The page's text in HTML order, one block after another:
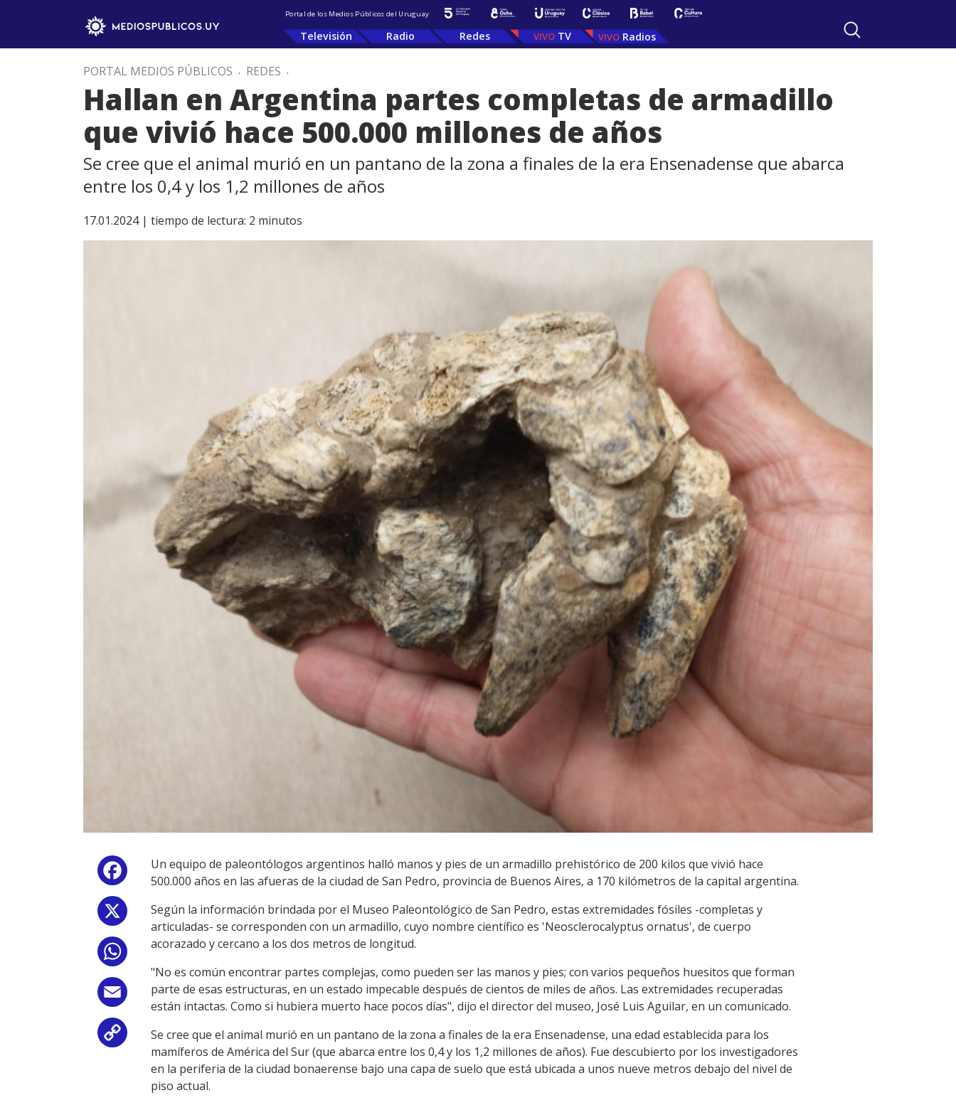
Portal de los Medios Públicos del Uruguay
Televisión Radio Redes TV Radios
PORTAL MEDIOS PÚBLICOS . REDES .
Hallan en Argentina partes completas de armadillo
que vivió hace 500.000 millones de años
Se cree que el animal murió en un pantano de la zona a finales de la era Ensenadense que abarca
entre los 0,4 y los 1,2 millones de años
17.01.2024 | tiempo de lectura: 2 minutos
Facebook
Email
Copy
Link
Un equipo de paleontólogos argentinos halló manos y pies de un armadillo prehistórico de 200 kilos que vivió hace
500.000 años en las afueras de la ciudad de San Pedro, provincia de Buenos Aires, a 170 kilómetros de la capital argentina.
Según la información brindada por el Museo Paleontológico de San Pedro, estas extremidades fósiles -completas y
articuladas- se corresponden con un armadillo, cuyo nombre científico es 'Neosclerocalyptus ornatus', de cuerpo
acorazado y cercano a los dos metros de longitud.
"No es común encontrar partes complejas, como pueden ser las manos y pies; con varios pequeños huesitos que forman
parte de esas estructuras, en un estado impecable después de cientos de miles de años. Las extremidades recuperadas
están intactas. Como si hubiera muerto hace pocos días", dijo el director del museo, José Luis Aguilar, en un comunicado.
Se cree que el animal murió en un pantano de la zona a finales de la era Ensenadense, una edad establecida para los
mamíferos de América del Sur (que abarca entre los 0,4 y los 1,2 millones de años). Fue descubierto por los investigadores
en la periferia de la ciudad bonaerense bajo una capa de suelo que está ubicada a unos nueve metros debajo del nivel de
piso actual.